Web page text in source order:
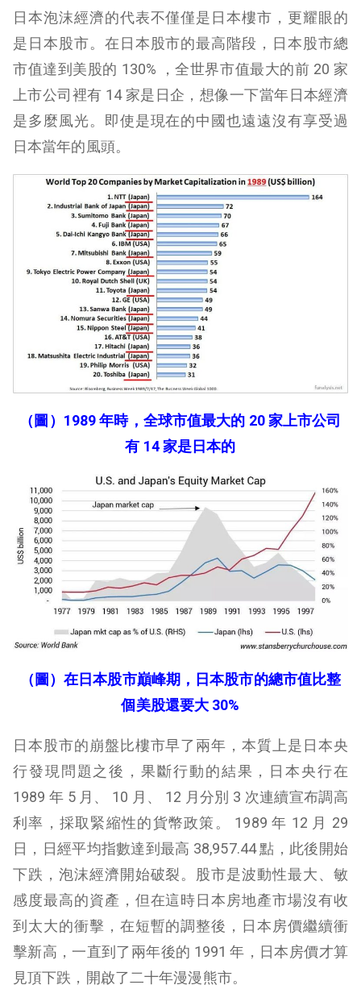
日本泡沫經濟的代表不僅僅是日本樓市，更耀眼的
是日本股市。在日本股市的最高階段，日本股市總
市值達到美股的 130% ，全世界市值最大的前 20 家
上市公司裡有 14 家是日企，想像一下當年日本經濟
是多麼風光。即使是現在的中國也遠遠沒有享受過
日本當年的風頭。
（圖）1989 年時，全球市值最大的 20 家上市公司
有 14 家是日本的
（圖）在日本股市巔峰期，日本股市的總市值比整
個美股還要大 30%
日本股市的崩盤比樓市早了兩年，本質上是日本央
行發現問題之後，果斷行動的結果，日本央行在
1989 年 5 月、 10 月、 12 月分別 3 次連續宣布調高
利率，採取緊縮性的貨幣政策。 1989 年 12 月 29
日，日經平均指數達到最高 38,957.44 點，此後開始
下跌，泡沫經濟開始破裂。股市是波動性最大、敏
感度最高的資產，但在這時日本房地產市場沒有收
到太大的衝擊，在短暫的調整後，日本房價繼續衝
擊新高，一直到了兩年後的 1991 年，日本房價才算
見頂下跌，開啟了二十年漫漫熊市。